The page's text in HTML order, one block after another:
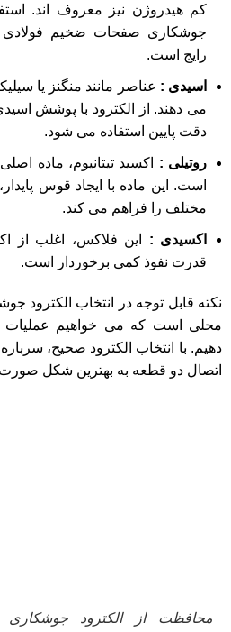
کم هیدروژن نیز معروف اند.
جوشکاری صفحات ضخیم
رایج است.
اسیدی : عناصر مانند منگنز یا
می دهند. از الکترود با پوشش
دقت پایین استفاده می شود.
روتیلی : اکسید تیتانیوم، ماده
است. این ماده با ایجاد قوس
مختلف را فراهم می کند.
اکسیدی : این فلاکس، اغلب از
قدرت نفوذ کمی برخوردار است.
نکته قابل توجه در انتخاب الکترود
محلی است که می خواهیم عملیات
دهیم. با انتخاب الکترود صحیح،
اتصال دو قطعه به بهترین شکل
محافظت از الکترود جوشکاری